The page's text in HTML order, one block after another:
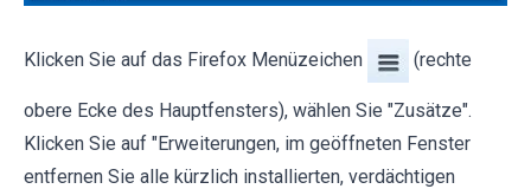
Klicken Sie auf das Firefox Menüzeichen (rechte
obere Ecke des Hauptfensters), wählen Sie "Zusätze".
Klicken Sie auf "Erweiterungen, im geöffneten Fenster
entfernen Sie alle kürzlich installierten, verdächtigen